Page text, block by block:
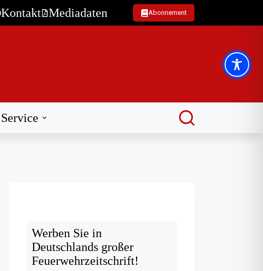
Kontakt Mediadaten Abonnement
Service
Werben Sie in
Deutschlands großer
Feuerwehrzeitschrift!